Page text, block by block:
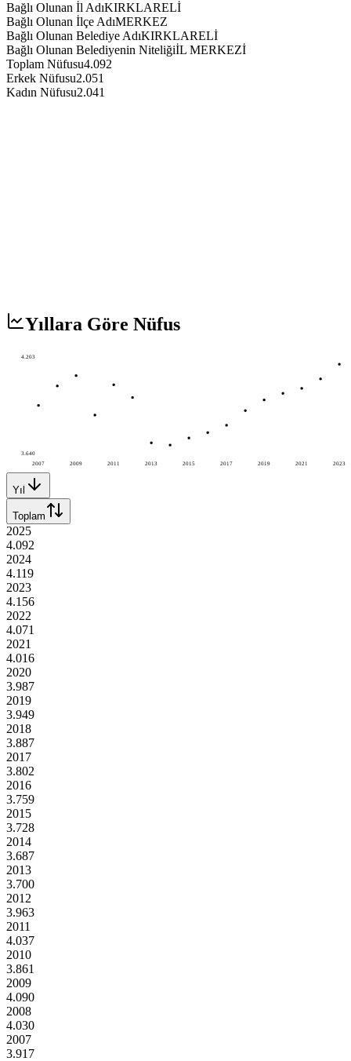
Bağlı Olunan İl AdıKIRKLARELİ
Bağlı Olunan İlçe AdıMERKEZ
Bağlı Olunan Belediye AdıKIRKLARELİ
Bağlı Olunan Belediyenin NiteliğiİL MERKEZİ
Toplam Nüfusu4.092
Erkek Nüfusu2.051
Kadın Nüfusu2.041
Yıllara Göre Nüfus
2007 2009 2011 2013 2015 2017 2019 2021 2023
4.203
3.640
Yıl
Toplam
2025
4.092
2024
4.119
2023
4.156
2022
4.071
2021
4.016
2020
3.987
2019
3.949
2018
3.887
2017
3.802
2016
3.759
2015
3.728
2014
3.687
2013
3.700
2012
3.963
2011
4.037
2010
3.861
2009
4.090
2008
4.030
2007
3.917